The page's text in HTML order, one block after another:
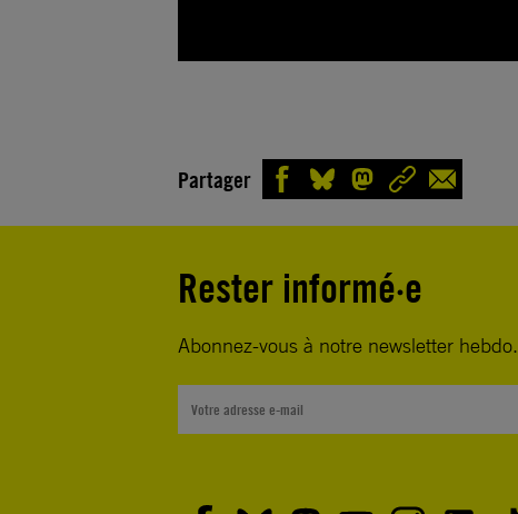
Partager
Rester informé·e
Abonnez-vous à notre newsletter hebdo.